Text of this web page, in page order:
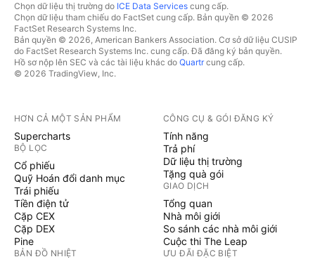
Chọn dữ liệu thị trường do ICE Data Services cung cấp.
Chọn dữ liệu tham chiếu do FactSet cung cấp. Bản quyền © 2026
FactSet Research Systems Inc.
Bản quyền © 2026, American Bankers Association. Cơ sở dữ liệu CUSIP
do FactSet Research Systems Inc. cung cấp. Đã đăng ký bản quyền.
Hồ sơ nộp lên SEC và các tài liệu khác do Quartrcung cấp.
© 2026 TradingView, Inc.
HƠN CẢ MỘT SẢN PHẨM
Supercharts
BỘ LỌC
Cổ phiếu
Quỹ Hoán đổi danh mục
Trái phiếu
Tiền điện tử
Cặp CEX
Cặp DEX
Pine
BẢN ĐỒ NHIỆT
CÔNG CỤ & GÓI ĐĂNG KÝ
Tính năng
Trả phí
Dữ liệu thị trường
Tặng quà gói
GIAO DỊCH
Tổng quan
Nhà môi giới
So sánh các nhà môi giới
Cuộc thi The Leap
ƯU ĐÃI ĐẶC BIỆT